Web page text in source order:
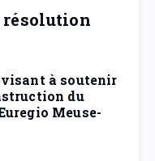
à soutenir
du
Meuse-